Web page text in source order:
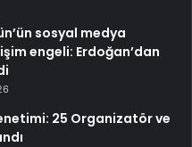
sosyal medya
engeli: Erdoğan’dan
25 Organizatör ve